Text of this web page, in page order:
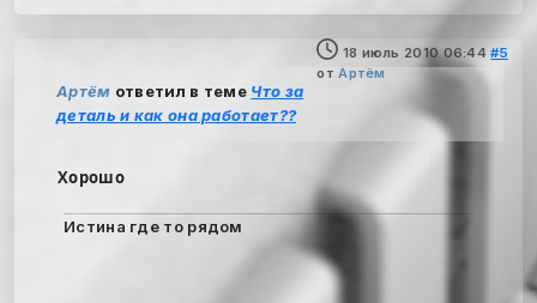
18 июль 2010 06:44 #5
отАртём
Артём ответил в теме Что за
деталь и как она работает??
Хорошо
Истина где то рядом